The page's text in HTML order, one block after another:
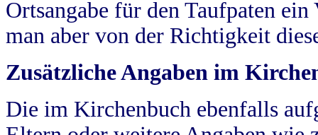
Ortsangabe für den Taufpaten
man aber von der Richtigkeit
Zusätzliche Angaben im
Die im Kirchenbuch ebenfalls